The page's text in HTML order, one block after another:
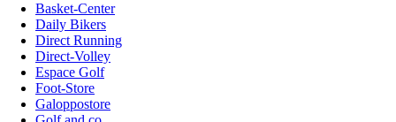
Basket-Center
Daily Bikers
Direct Running
Direct-Volley
Espace Golf
Foot-Store
Galoppostore